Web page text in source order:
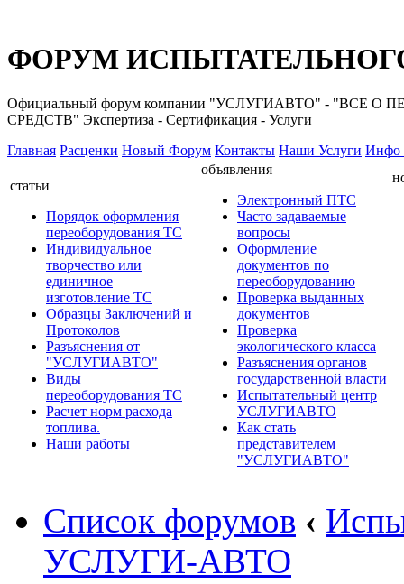
ФОРУМ
Официальный форум компании "УСЛУГИАВТО" -
СРЕДСТВ" Экспертиза - Сертификация - Услуги
Главная Расценки Новый Форум Контакты Наши Услуги Инфо
статьи
Порядок оформления
переоборудования ТС
Индивидуальное
творчество или
единичное
изготовление ТС
Образцы Заключений и
Протоколов
Разъяснения от
"УСЛУГИАВТО"
Виды
переоборудования ТС
Расчет норм расхода
топлива.
Наши работы
объявления
Электронный ПТС
Часто задаваемые
вопросы
Оформление
документов по
переоборудованию
Проверка выданных
документов
Проверка
экологического класса
Разъяснения органов
государственной власти
Испытательный центр
УСЛУГИАВТО
Как стать
представителем
"УСЛУГИАВТО"
Список форумов ‹
УСЛУГИ-АВТО